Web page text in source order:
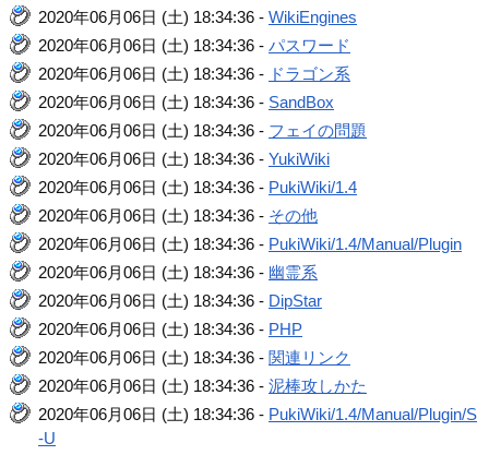
2020年06月06日 (土) 18:34:36 -WikiEngines
2020年06月06日 (土) 18:34:36 -パスワード
2020年06月06日 (土) 18:34:36 - ドラゴン系
2020年06月06日 (土) 18:34:36 - SandBox
2020年06月06日 (土) 18:34:36 - フェイの問題
2020年06月06日 (土) 18:34:36 -YukiWiki
2020年06月06日 (土) 18:34:36 - PukiWiki/1.4
2020年06月06日 (土) 18:34:36 - その他
2020年06月06日 (土) 18:34:36 - PukiWiki/1.4/Manual/Plugin
2020年06月06日 (土) 18:34:36 - 幽霊系
2020年06月06日 (土) 18:34:36 - DipStar
2020年06月06日 (土) 18:34:36 - PHP
2020年06月06日 (土) 18:34:36 - 関連リンク
2020年06月06日 (土) 18:34:36 -泥棒攻しかた
2020年06月06日 (土) 18:34:36 - PukiWiki/1.4/Manual/Plugin/S
-U